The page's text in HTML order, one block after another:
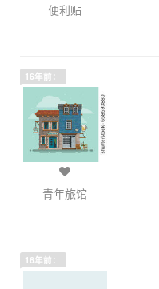
便利贴
16年前：
青年旅馆
16年前：